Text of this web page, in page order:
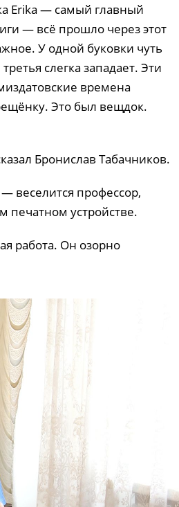
Erika — самый главный
— всё прошло через этот
У одной буковки чуть
слегка западает. Эти
времена
Это был вещдок.
Бронислав Табачников.
веселится профессор,
печатном устройстве.
работа. Он озорно